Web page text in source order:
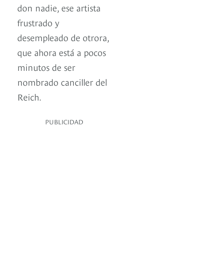
don nadie, ese artista
frustrado y
desempleado de otrora,
que ahora está a pocos
minutos de ser
nombrado canciller del
Reich.
PUBLICIDAD